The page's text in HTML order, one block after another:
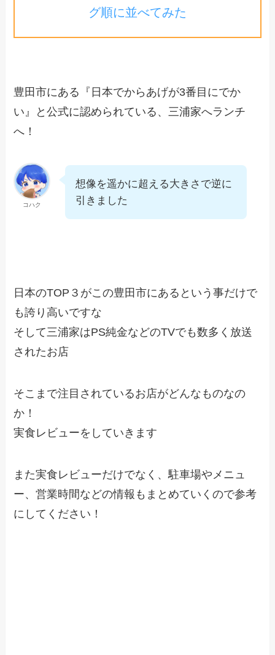
グ順に並べてみた
豊田市にある『日本でからあげが3番目にでか
い』と公式に認められている、三浦家へランチ
へ！
コハク
想像を遥かに超える大きさで逆に
引きました
日本のTOP３がこの豊田市にあるという事だけで
も誇り高いですな
そして三浦家はPS純金などのTVでも数多く放送
されたお店
そこまで注目されているお店がどんなものなの
か！
実食レビューをしていきます
また実食レビューだけでなく、駐車場やメニュ
ー、営業時間などの情報もまとめていくので参考
にしてください！